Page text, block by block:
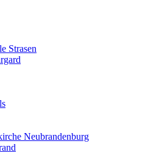
Strasen
Neubrandenburg